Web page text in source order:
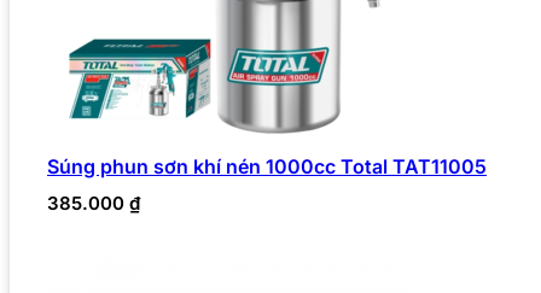
Súng phun sơn khí nén 1000cc Total TAT11005
385.000 ₫